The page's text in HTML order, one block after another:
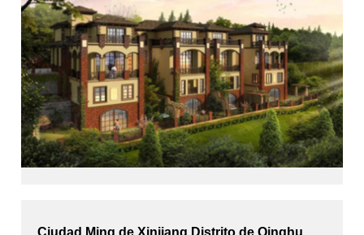
Ciudad Ming de Xinjiang Distrito de Qinghu